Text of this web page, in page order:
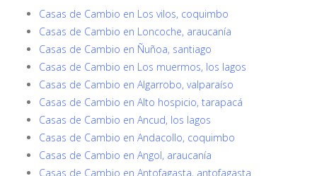
Casas de Cambio en Los vilos, coquimbo
Casas de Cambio en Loncoche, araucanía
Casas de Cambio en Ñuñoa, santiago
Casas de Cambio en Los muermos, los lagos
Casas de Cambio en Algarrobo, valparaíso
Casas de Cambio en Alto hospicio, tarapacá
Casas de Cambio en Ancud, los lagos
Casas de Cambio en Andacollo, coquimbo
Casas de Cambio en Angol, araucanía
Casas de Cambio en Antofagasta, antofagasta